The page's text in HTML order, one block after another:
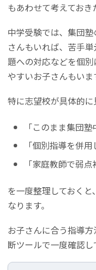
もあわせて考えておき
中学受験では、集団
さんもいれば、苦手
題への対応などを個
やすいお子さんもいま
特に志望校が具体的に
「このまま集団
「個別指導を併
「家庭教師で弱
を一度整理しておく
なります。
お子さんに合う指導
断ツールで一度確認し